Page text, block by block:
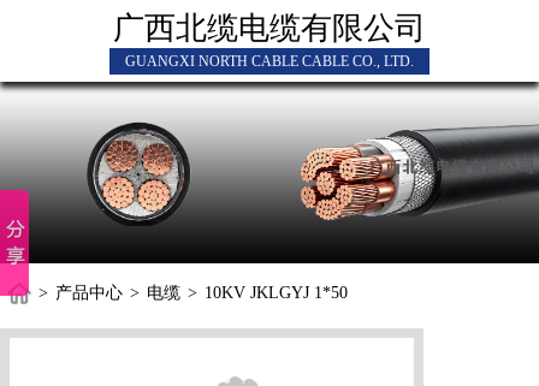
广西北缆电缆有限公司
GUANGXI NORTH CABLE CABLE CO., LTD.
> 产品中心 > 电缆 > 10KV JKLGYJ 1*50